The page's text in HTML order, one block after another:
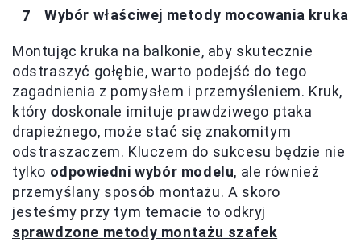
Wybór właściwej metody mocowania kruka
Montując kruka na balkonie, aby skutecznie
odstraszyć gołębie, warto podejść do tego
zagadnienia z pomysłem i przemyśleniem. Kruk,
który doskonale imituje prawdziwego ptaka
drapieżnego, może stać się znakomitym
odstraszaczem. Kluczem do sukcesu będzie nie
tylko odpowiedni wybór modelu, ale również
przemyślany sposób montażu. A skoro
jesteśmy przy tym temacie to odkryj
sprawdzone metody montażu szafek